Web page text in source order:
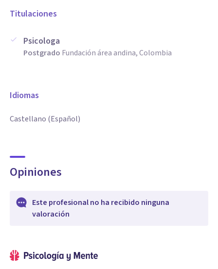
Titulaciones
Psicologa
Postgrado Fundación área andina, Colombia
Idiomas
Castellano (Español)
Opiniones
Este profesional no ha recibido ninguna
valoración